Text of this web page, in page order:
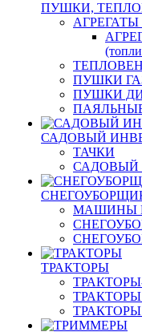
ПУШКИ,
ПУШКИ
ПУШКИ
САДОВЫЙ
ТАЧКИ
САДОВЫЙ
МАШИНЫ
ТРАКТОРЫ
ТРАКТОРЫ-